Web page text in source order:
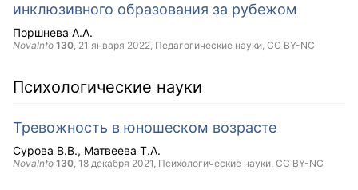
инклюзивного образования за рубежом
Поршнева А.А.
NovaInfo 130, 21 января 2022, Педагогические науки, CC BY-NC
Психологические науки
Тревожность в юношеском возрасте
Сурова В.В. Матвеева Т.А.
NovaInfo 130, 18 декабря 2021, Психологические науки, CC BY-NC